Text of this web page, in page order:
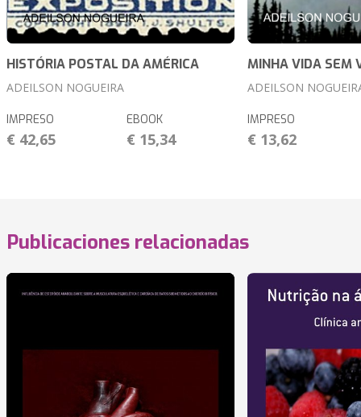
HISTÓRIA POSTAL DA AMÉRICA
ADEILSON NOGUEIRA
IMPRESO
€ 42,65
EBOOK
€ 15,34
MINHA VIDA SEM
ADEILSON
IMPRESO
€ 13,62
Publicaciones relacionadas